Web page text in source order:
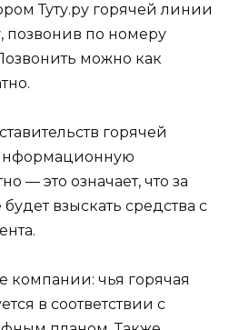
Туту.ру горячей линии
позвонив по номеру
можно как
горячей
— это означает, что за
взыскать средства с
компании: чья горячая
в соответствии с